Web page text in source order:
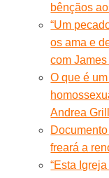
bênçãos
“Um
os ama e
com
O que é
Andrea
freará a
“Esta